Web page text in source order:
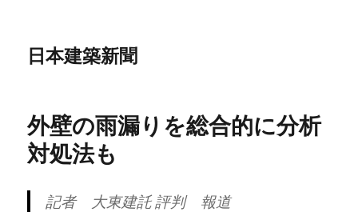
日本建築新聞
外壁の雨漏りを総合的に分析
対処法も
記者大東建託 評判 報道